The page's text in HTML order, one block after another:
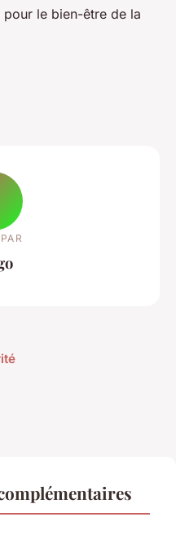
pour le bien-être de la